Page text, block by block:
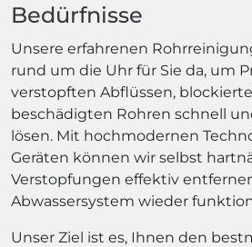
Bedürfnisse
Unsere erfahrenen
rund um die Uhr für Sie da, um
verstopften Abflüssen,
beschädigten Rohren schnell
lösen. Mit hochmodernen
Geräten können wir selbst
Verstopfungen effektiv
Abwassersystem wieder
Unser Ziel ist es, Ihnen den